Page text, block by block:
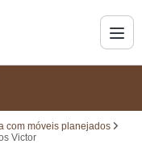
com móveis planejados
Victor